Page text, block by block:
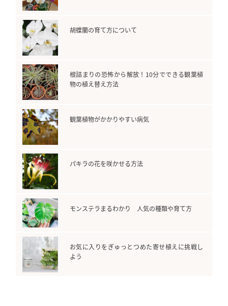
胡蝶蘭の育て方について
根詰まりの恐怖から解放！10分でできる観葉植
物の植え替え方法
観葉植物がかかりやすい病気
パキラの花を咲かせる方法
モンステラまるわかり 人気の種類や育て方
お気に入りをぎゅっとつめた寄せ植えに挑戦し
よう